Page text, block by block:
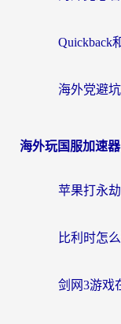
海外玩国服加速器